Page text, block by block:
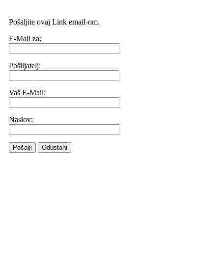
Pošaljite ovaj Link email-om.
E-Mail za:
Pošiljatelj:
Vaš E-Mail:
Naslov:
Pošalji Odustani